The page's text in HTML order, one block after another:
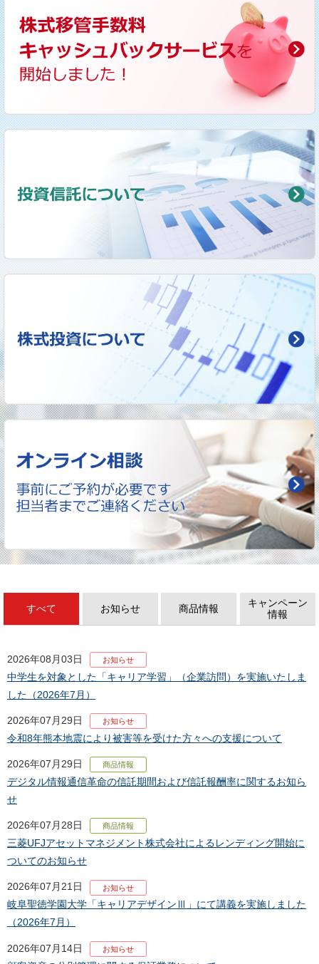
すべて お知らせ 商品情報
キャンペーン
情報
2026年08月03日 お知らせ
中学生を対象とした「キャリア学習」（企業訪問）を実施いたしま
した（2026年7月）
2026年07月29日 お知らせ
令和8年熊本地震により被害等を受けた方々への支援について
2026年07月29日 商品情報
デジタル情報通信革命の信託期間および信託報酬率に関するお知ら
せ
2026年07月28日 商品情報
三菱UFJアセットマネジメント株式会社によるレンディング開始に
ついてのお知らせ
2026年07月21日 お知らせ
岐阜聖徳学園大学「キャリアデザインⅢ」にて講義を実施しました
（2026年7月）
2026年07月14日 お知らせ